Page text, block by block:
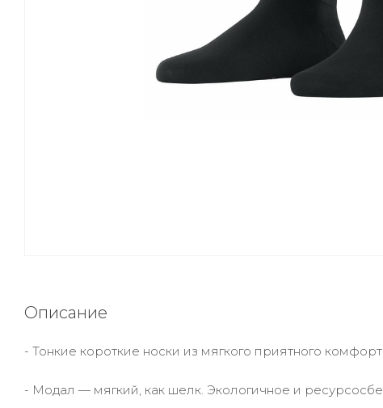
Описание
- Тонкие короткие носки из мягкого приятного
- Модал — мягкий, как шелк. Экологичное и